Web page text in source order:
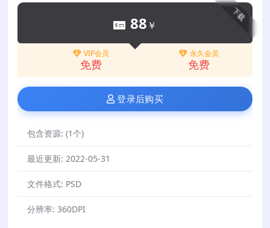
下载
88 ￥
VIP会员
免费
永久会员
免费
登录后购买
包含资源: (1个)
最近更新: 2022-05-31
文件格式: PSD
分辨率: 360DPI